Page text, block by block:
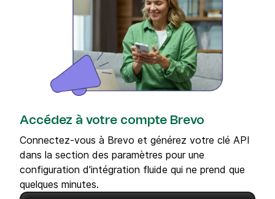
Accédez à votre compte Brevo
Connectez-vous à Brevo et générez votre clé API
dans la section des paramètres pour une
configuration d'intégration fluide qui ne prend que
quelques minutes.